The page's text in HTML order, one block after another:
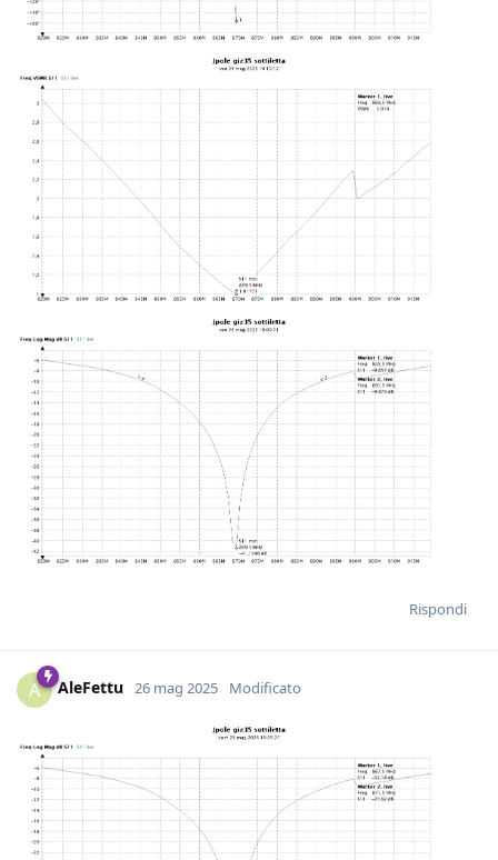
Rispondi
A AleFettu 26 mag 2025 Modificato